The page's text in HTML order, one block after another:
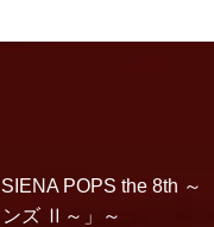
POPS the 8th ～
ズ Ⅱ～」～